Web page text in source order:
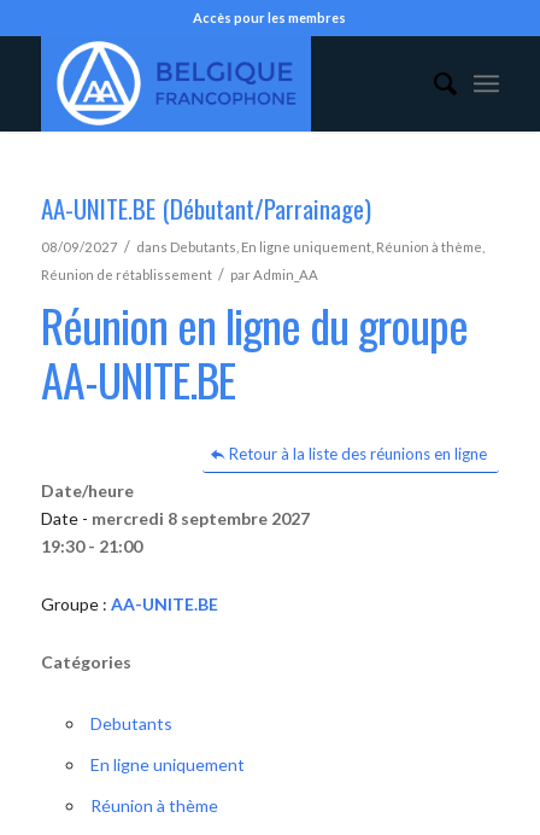
Accès pour les membres
AA-UNITE.BE (Débutant/Parrainage)
08/09/2027 / dans Debutants En ligne uniquement, Réunion à thème
Réunion de rétablissement / parAdmin_AA
Réunion en ligne du groupe
AA-UNITE.BE
Retour à la liste des réunions en ligne
Date/heure
Date - mercredi 8 septembre 2027
19:30 - 21:00
Groupe : AA-UNITE.BE
Catégories
Debutants
En ligne uniquement
Réunion à thème